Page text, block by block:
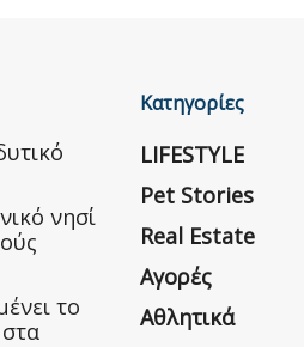
νησί
το
Κατηγορίες
LIFESTYLE
Pet Stories
Real Estate
Αγορές
Αθλητικά